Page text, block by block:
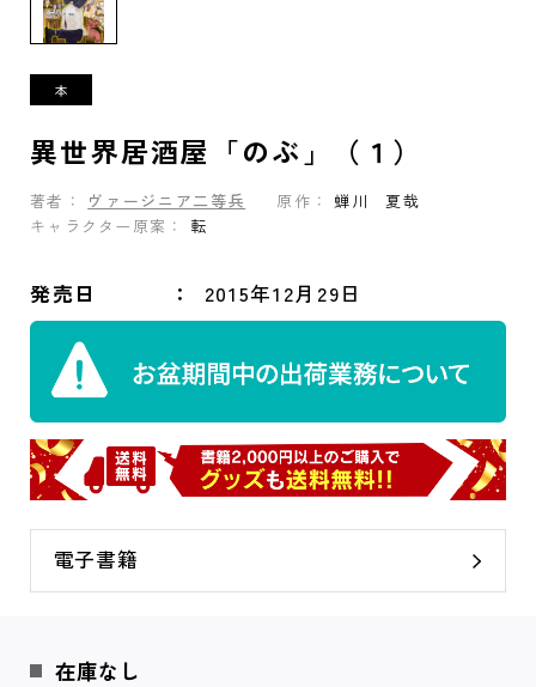
異世界居酒屋「のぶ」（１）
著者： ヴァージニア二等兵 原作：
蝉川 夏哉
キャラクター原案：
転
発売日 2015年12月29日
電子書籍
在庫なし